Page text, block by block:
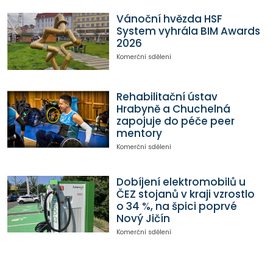
Vánoční hvězda HSF
System vyhrála BIM Awards
2026
Komerční sdělení
Rehabilitační ústav
Hrabyně a Chuchelná
zapojuje do péče peer
mentory
Komerční sdělení
Dobíjení elektromobilů u
ČEZ stojanů v kraji vzrostlo
o 34 %, na špici poprvé
Nový Jičín
Komerční sdělení